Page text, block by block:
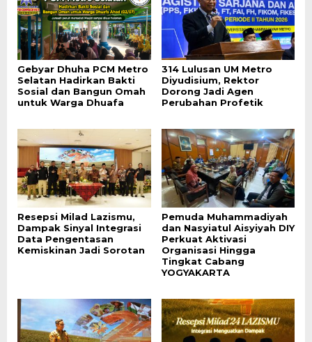
Gebyar Dhuha PCM Metro
Selatan Hadirkan Bakti
Sosial dan Bangun Omah
untuk Warga Dhuafa
314 Lulusan UM Metro
Diyudisium, Rektor
Dorong Jadi Agen
Perubahan Profetik
Resepsi Milad Lazismu,
Dampak Sinyal Integrasi
Data Pengentasan
Kemiskinan Jadi Sorotan
Pemuda Muhammadiyah
dan Nasyiatul Aisyiyah DIY
Perkuat Aktivasi
Organisasi Hingga
Tingkat Cabang
YOGYAKARTA